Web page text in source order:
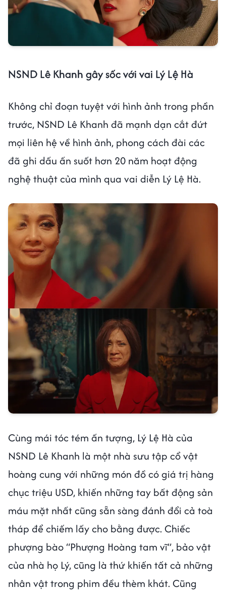
NSND Lê Khanh gây sốc với vai Lý Lệ Hà
Không chỉ đoạn tuyệt với hình ảnh trong phần
trước, NSND Lê Khanh đã mạnh dạn cắt đứt
mọi liên hệ về hình ảnh, phong cách đài các
đã ghi dấu ấn suốt hơn 20 năm hoạt động
nghệ thuật của mình qua vai diễn Lý Lệ Hà.
Cùng mái tóc tém ấn tượng, Lý Lệ Hà của
NSND Lê Khanh là một nhà sưu tập cổ vật
hoàng cung với những món đồ có giá trị hàng
chục triệu USD, khiến những tay bất động sản
máu mặt nhất cũng sẵn sàng đánh đổi cả toà
tháp để chiếm lấy cho bằng được. Chiếc
phượng bào “Phượng Hoàng tam vĩ”, bảo vật
của nhà họ Lý, cũng là thứ khiến tất cả những
nhân vật trong phim đều thèm khát. Cũng